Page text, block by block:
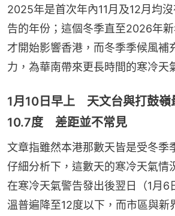
2025年是首次年內11月及12月均
告的年份；這個冬季直至2026年
才開始影響香港，而冬季季候風補
力，為華南帶來更長時間的寒冷天
1月10日早上 天文台與打鼓嶺
10.7度 差距並不常見
文章指雖然本港那數天皆是受冬季
仔細分析下，這數天的寒冷天氣情
在寒冷天氣警告發出後翌日（1月6
溫普遍降至12度以下，而市區與新